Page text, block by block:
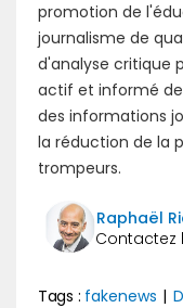
promotion de
journalisme de
d'analyse critique
actif et informé
des informations
la réduction de la
trompeurs.
Raphaël
Tags : fakenews |